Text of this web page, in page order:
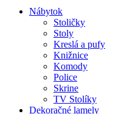
Nábytok
Stoličky
Stoly
Kreslá a pufy
Knižnice
Komody
Police
Skrine
TV Stolíky
Dekoračné lamely